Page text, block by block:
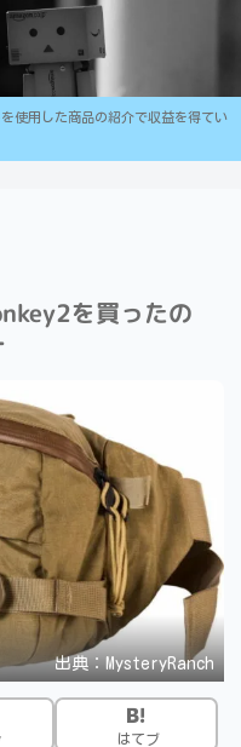
使用した商品の紹介で収益を得てい
を買ったの
出典：MysteryRanch
はてブ